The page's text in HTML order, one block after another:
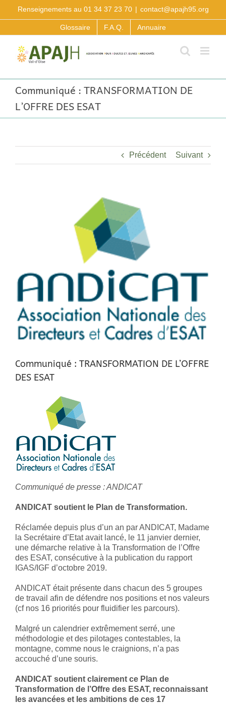
Renseignements au 01 34 37 23 70 | contact@apajh95.org
Glossaire F.A.Q. Annuaire
Communiqué : TRANSFORMATION DE
L’OFFRE DES ESAT
Précédent Suivant
Communiqué : TRANSFORMATION DE L’OFFRE
DES ESAT
Communiqué de presse : ANDICAT
ANDICAT soutient le Plan de Transformation.
Réclamée depuis plus d’un an par ANDICAT, Madame
la Secrétaire d’Etat avait lancé, le 11 janvier dernier,
une démarche relative à la Transformation de l’Offre
des ESAT, consécutive à la publication du rapport
IGAS/IGF d’octobre 2019.
ANDICAT était présente dans chacun des 5 groupes
de travail afin de défendre nos positions et nos valeurs
(cf nos 16 priorités pour fluidifier les parcours).
Malgré un calendrier extrêmement serré, une
méthodologie et des pilotages contestables, la
montagne, comme nous le craignions, n’a pas
accouché d’une souris.
ANDICAT soutient clairement ce Plan de
Transformation de l’Offre des ESAT, reconnaissant
les avancées et les ambitions de ces 17